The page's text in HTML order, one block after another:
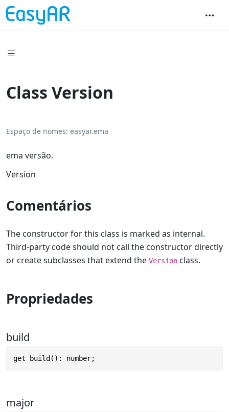
Class Version
Espaço de nomes easyar.ema
ema versão.
Version
Comentários
The constructor for this class is marked as internal.
Third-party code should not call the constructor directly
or create subclasses that extend the Version class.
Propriedades
build
get build(): number;
major